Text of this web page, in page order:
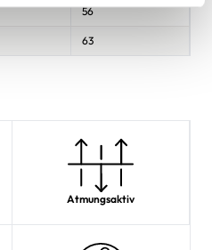
56
63
Atmungsaktiv